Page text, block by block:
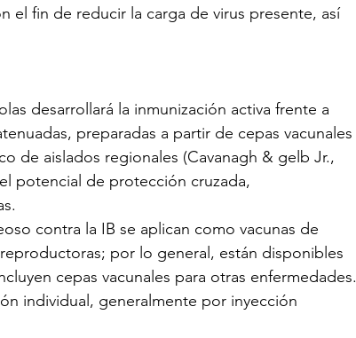
el fin de reducir la carga de virus presente, así
desarrollará la inmunización activa frente a
preparadas a partir de cepas vacunales
de aislados regionales (Cavanagh & gelb Jr.,
potencial de protección cruzada,
contra la IB se aplican como vacunas de
por lo general, están disponibles
cepas vacunales para otras enfermedades.
individual, generalmente por inyección